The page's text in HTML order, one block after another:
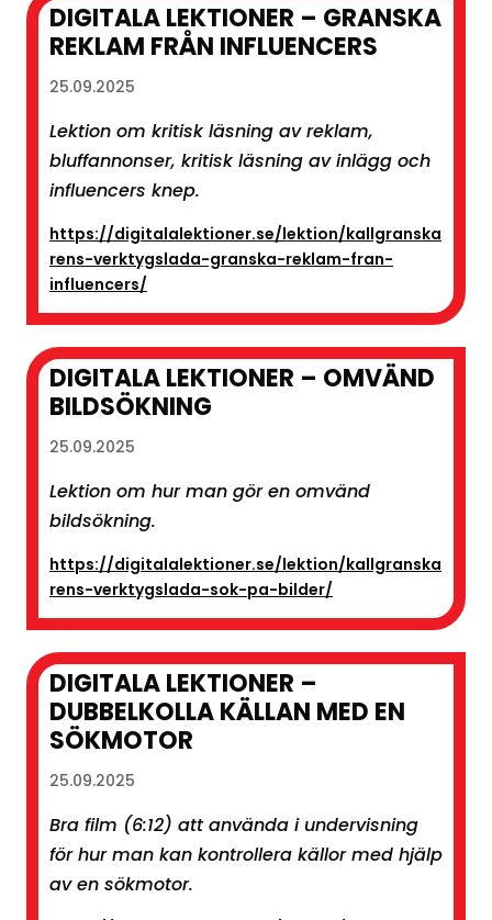
DIGITALA LEKTIONER – GRANSKA
REKLAM FRÅN INFLUENCERS
25.09.2025
Lektion om kritisk läsning av reklam,
bluffannonser, kritisk läsning av inlägg och
influencers knep.
https://digitalalektioner.se/lektion/kallgranska
rens-verktygslada-granska-reklam-fran-
influencers/
DIGITALA LEKTIONER – OMVÄND
BILDSÖKNING
25.09.2025
Lektion om hur man gör en omvänd
bildsökning.
https://digitalalektioner.se/lektion/kallgranska
rens-verktygslada-sok-pa-bilder/
DIGITALA LEKTIONER –
DUBBELKOLLA KÄLLAN MED EN
SÖKMOTOR
25.09.2025
Bra film (6:12) att använda i undervisning
för hur man kan kontrollera källor med hjälp
av en sökmotor.